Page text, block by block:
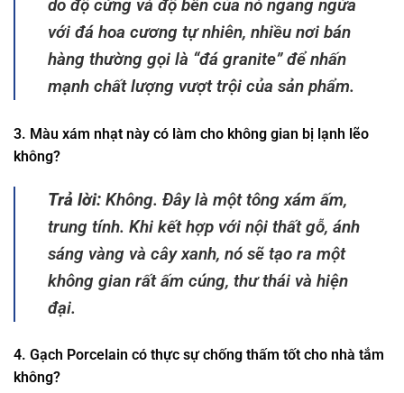
do độ cứng và độ bền của nó ngang ngửa
với đá hoa cương tự nhiên, nhiều nơi bán
hàng thường gọi là “đá granite” để nhấn
mạnh chất lượng vượt trội của sản phẩm.
3. Màu xám nhạt này có làm cho không gian bị lạnh lẽo
không?
Trả lời: Không. Đây là một tông xám ấm,
trung tính. Khi kết hợp với nội thất gỗ, ánh
sáng vàng và cây xanh, nó sẽ tạo ra một
không gian rất ấm cúng, thư thái và hiện
đại.
4. Gạch Porcelain có thực sự chống thấm tốt cho nhà tắm
không?